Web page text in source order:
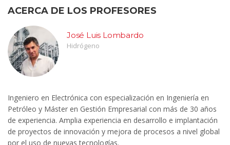
ACERCA DE LOS PROFESORES
José Luis Lombardo
Hidrógeno
Ingeniero en Electrónica con especialización en Ingeniería en
Petróleo y Máster en Gestión Empresarial con más de 30 años
de experiencia. Amplia experiencia en desarrollo e implantación
de proyectos de innovación y mejora de procesos a nivel global
por el uso de nuevas tecnologías.